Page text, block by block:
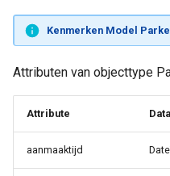
Kenmerken Model
Attributen van objecttype
Attribute
aanmaaktijd